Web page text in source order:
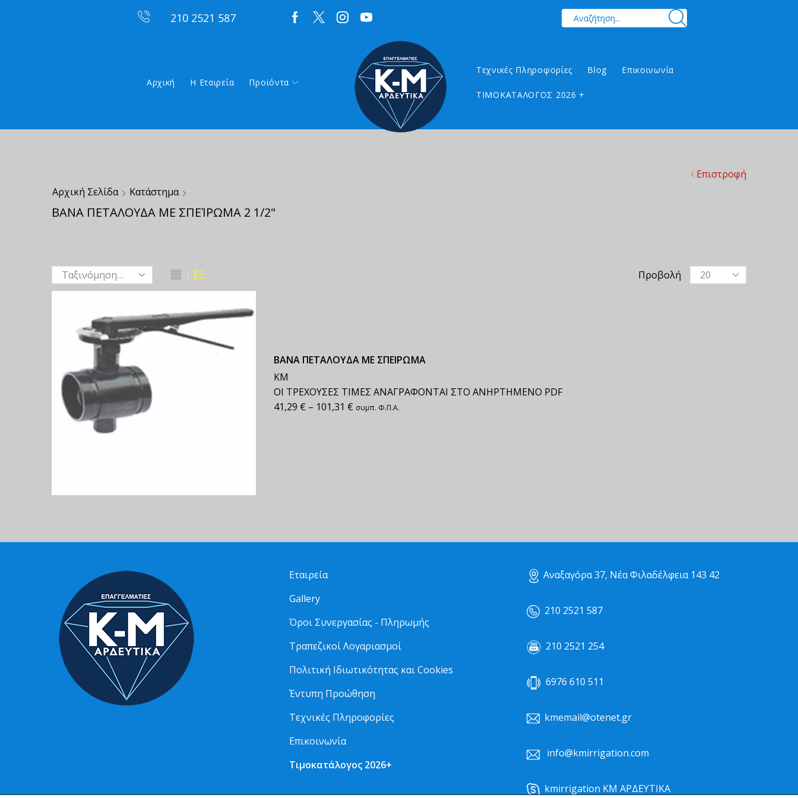
210 2521 587
Αρχική Η Εταιρεία Προϊόντα
Τεχνικές Πληροφορίες Blog Επικοινωνία
ΤΙΜΟΚΑΤΑΛΟΓΟΣ 2026 +
Αρχική Σελίδα Κατάστημα
ΒΑΝΑ ΠΕΤΑΛΟΥΔΑ ΜΕ ΣΠΕΊΡΩΜΑ 2 1/2"
Επιστροφή
Προβολή
ΒΑΝΑ ΠΕΤΑΛΟΥΔΑ ΜΕ ΣΠΕΙΡΩΜΑ
ΚΜ
ΟΙ ΤΡΕΧΟΥΣΕΣ ΤΙΜΕΣ ΑΝΑΓΡΑΦΟΝΤΑΙ ΣΤΟ ΑΝΗΡΤΗΜΕΝΟ PDF
41,29 € – 101,31 € συμπ. Φ.Π.Α.
Εταιρεία
Gallery
Όροι Συνεργασίας - Πληρωμής
Τραπεζικοί Λογαριασμοί
Πολιτική Ιδιωτικότητας και Cookies
Έντυπη Προώθηση
Τεχνικές Πληροφορίες
Επικοινωνία
Τιμοκατάλογος 2026+
Αναξαγόρα 37, Νέα Φιλαδέλφεια 143 42
210 2521 587
210 2521 254
6976 610 511
kmemail@otenet.gr
info@kmirrigation.com
kmirrigation ΚΜ ΑΡΔΕΥΤΙΚΑ